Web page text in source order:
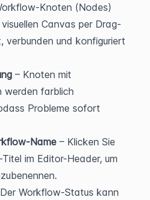
Knoten (Nodes)
Canvas per Drag-
verbunden und konfiguriert
– Knoten mit
werden farblich
Probleme sofort
Name – Klicken Sie
im Editor-Header, um
Workflow-Status kann